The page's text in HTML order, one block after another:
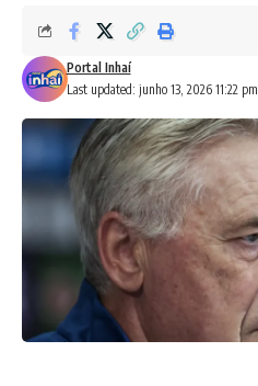
Last updated: junho 13, 2026 11:22 pm
Portal Inhaí